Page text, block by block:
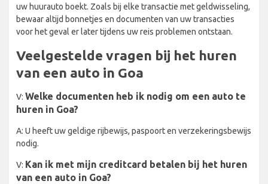
uw huurauto boekt. Zoals bij elke transactie met geldwisseling,
bewaar altijd bonnetjes en documenten van uw transacties
voor het geval er later tijdens uw reis problemen ontstaan.
Veelgestelde vragen bij het huren
van een auto in Goa
V: Welke documenten heb ik nodig om een auto te
huren in Goa?
A: U heeft uw geldige rijbewijs, paspoort en verzekeringsbewijs
nodig.
V: Kan ik met mijn creditcard betalen bij het huren
van een auto in Goa?